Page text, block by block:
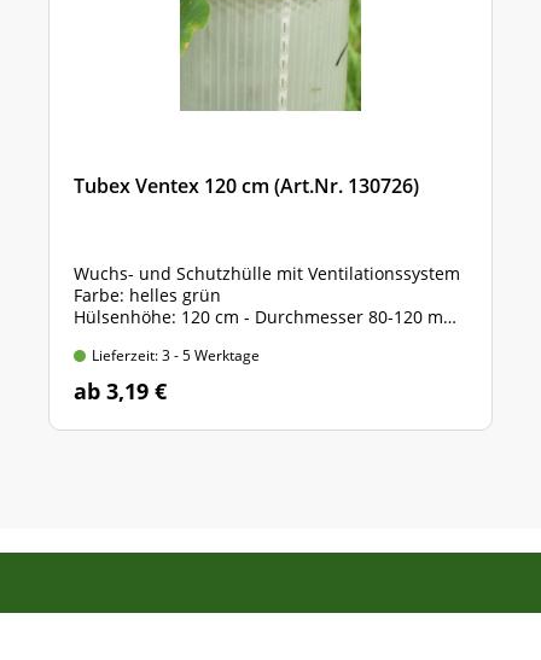
Tubex Ventex 120 cm (Art.Nr. 130726)
Wuchs- und Schutzhülle mit Ventilationssystem
Farbe: helles grün
Hülsenhöhe: 120 cm - Durchmesser 80-120 mm
Befestigung
Lieferzeit: 3 - 5 Werktage
ab 3,19 €